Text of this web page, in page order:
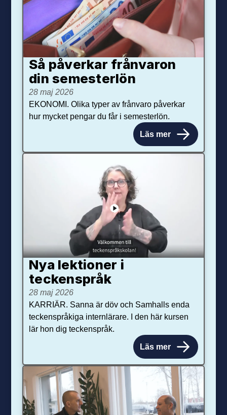
Så påverkar från­varon
din semester­lön
28 maj 2026
EKONOMI. Olika typer av frånvaro påverkar
hur mycket pengar du får i semesterlön.
Läs mer
Nya lektioner i
teckenspråk
28 maj 2026
KARRIÄR. Sanna är döv och Samhalls enda
teckenspråkiga internlärare. I den här kursen
lär hon dig teckenspråk.
Läs mer